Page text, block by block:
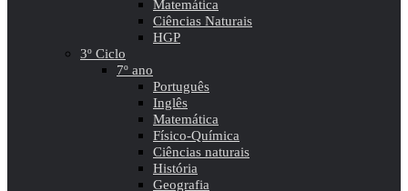
Matemática
Ciências Naturais
HGP
3º Ciclo
7º ano
Português
Inglês
Matemática
Físico-Química
Ciências naturais
História
Geografia